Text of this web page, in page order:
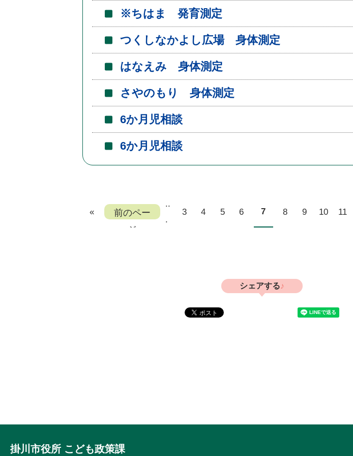
※ちはま 発育測定
つくしなかよし広場 身体測定
はなえみ 身体測定
さやのもり 身体測定
6か月児相談
6か月児相談
«
前のペー
ジ
..
.
3 4 5 6 7 8 9 10 11
シェアする
掛川市役所 こども政策課